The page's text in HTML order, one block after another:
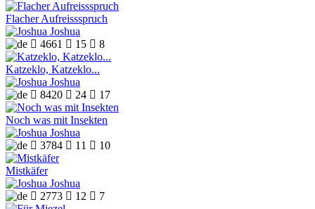
Flacher Aufreissspruch
Joshua
 4661  15  8
Katzeklo, Katzeklo...
Joshua
 8420  24  17
Noch was mit Insekten
Joshua
 3784  11  10
Mistkäfer
Joshua
 2773  12  7